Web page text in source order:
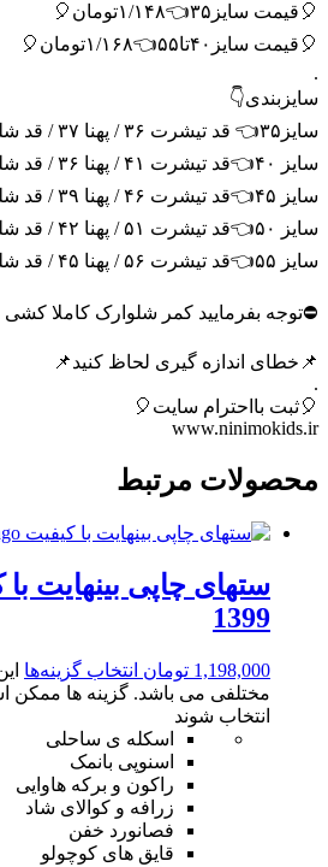
🎈قیمت سایز۳۵👈۱/۱۴۸تومان🎈
🎈قیمت سایز۴۰تا۵۵👈۱/۱۶۸تومان🎈
.
سایزبندی👇
سایز۳۵👈 قد تیشرت ۳۶ / پهنا ۳۷ / قد شلوارک ۳۱
سایز ۴۰👈قد تیشرت ۴۱ / پهنا ۳۶ / قد شلوارک ۳۴
سایز ۴۵👈قد تیشرت ۴۶ / پهنا ۳۹ / قد شلوارک ۳۷
سایز ۵۰👈قد تیشرت ۵۱ / پهنا ۴۲ / قد شلوارک ۴۱
سایز ۵۵👈قد تیشرت ۵۶ / پهنا ۴۵ / قد شلوارک ۴۷
⛔️توجه بفرمایید کمر شلوارک کاملا کشی
📌خطای اندازه گیری لحاظ کنید📌
.
🎈ثبت بااحترام سایت🎈
www.ninimokids.ir
محصولات مرتبط
1399
1,198,000 تومان انتخاب گزینه‌ها
مختلفی می باشد. گزینه ها
انتخاب شوند
اسکله ی ساحلی
اسنوپی بانمک
راکون و برکه هاوایی
زرافه و کوالای شاد
فصانورد خفن
قایق های کوچولو